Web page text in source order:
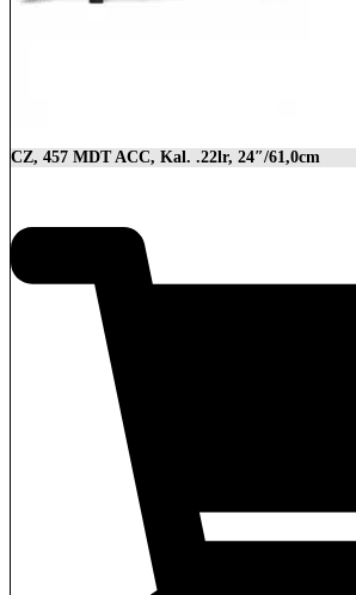
CZ, 457 MDT ACC, Kal. .22lr, 24″/61,0cm